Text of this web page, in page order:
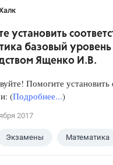
установить
базовый
Ященко И.В.
Помогите установить
(Подробнее...)
2017
Экзамены Математика